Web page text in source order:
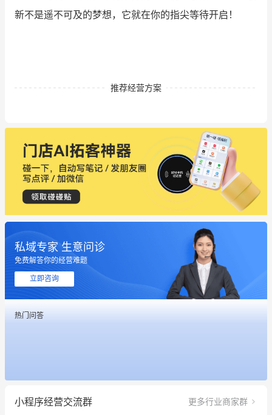
新不是遥不可及的梦想，它就在你的指尖等待开启！
推荐经营方案
私域专家 生意问诊
免费解答你的经营难题
立即咨询
热门问答
小程序经营交流群 更多行业商家群
这个营销策划案例推荐大家看一下
用有赞就能在微信、小红书同时经营了
冰墩墩货源充足需要的联系我
这个营销策划案例推荐大家看一下